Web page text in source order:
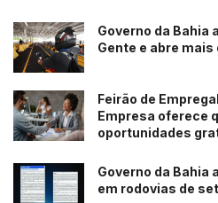
Governo da Bahia
Gente e abre
Feirão de
Empresa oferece
oportunidades
Governo da Bahia
em rodovias de